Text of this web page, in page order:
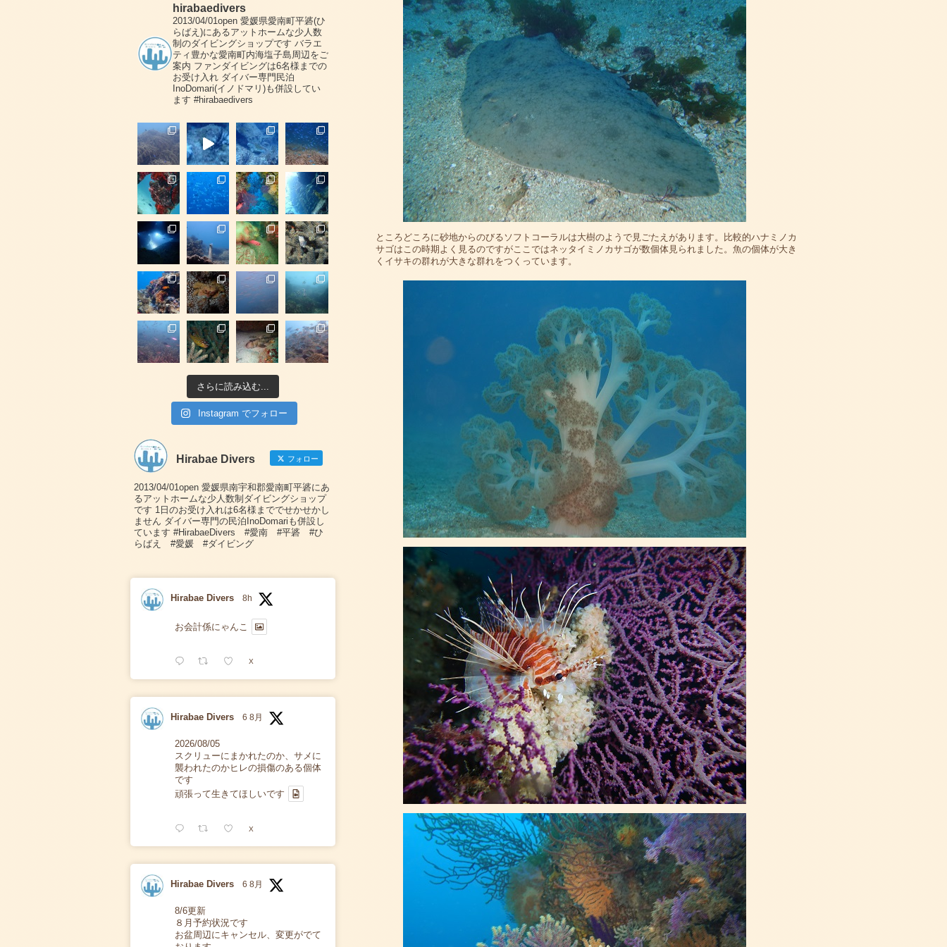
ところどころに砂地からのびるソフトコーラルは大樹のようで見ごたえがあります。比較的ハナミノカ
サゴはこの時期よく見るのですがここではネッタイミノカサゴが数個体見られました。魚の個体が大き
くイサキの群れが大きな群れをつくっています。
hirabaedivers
2013/04/01open愛媛県愛南町平碆(ひ
らばえ)にあるアットホームな少人数
制のダイビングショップです バラエ
ティ豊かな愛南町内海塩子島周辺をご
案内 ファンダイビングは6名様までの
お受け入れダイバー専門民泊
InoDomari(イノドマリ)も併設してい
ます #hirabaedivers
さらに読み込む...
Instagram でフォロー
Hirabae Divers フォロー
2013/04/01open 愛媛県南宇和郡愛南町平碆にあ
るアットホームな少人数制ダイビングショップ
です 1日のお受け入れは6名様まででせかせかし
ません ダイバー専門の民泊InoDomariも併設し
ています #HirabaeDivers #愛南 #平碆 #ひ
らばえ #愛媛 #ダイビング
Hirabae Divers 8h
お会計係にゃんこ
X
Hirabae Divers 6 8月
2026/08/05
スクリューにまかれたのか、サメに
襲われたのかヒレの損傷のある個体
です
頑張って生きてほしいです
X
Hirabae Divers 6 8月
8/6更新
８月予約状況です
お盆周辺にキャンセル、変更がでて